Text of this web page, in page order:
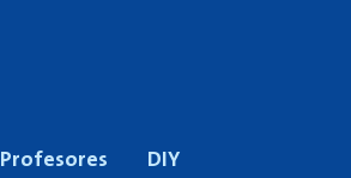
Profesores DIY